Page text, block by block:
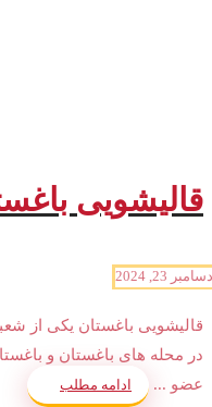
قالیشویی
دسامبر 23, 2024
قالیشویی باغستان یکی از
در محله های باغستان و
عضو ...
ادامه مطلب